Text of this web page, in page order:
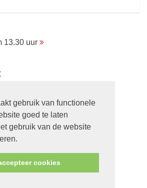
gebruik van functionele
goed te laten
gebruik van de website
cookies
13.30 uur